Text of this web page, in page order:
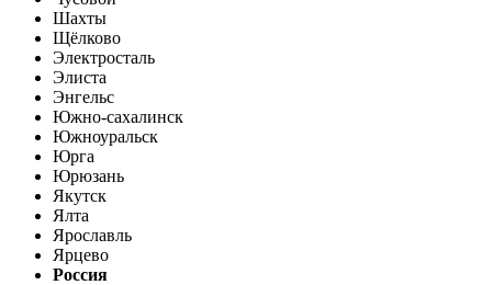
Шахты
Щёлково
Электросталь
Элиста
Энгельс
Южно-сахалинск
Южноуральск
Юрга
Юрюзань
Якутск
Ялта
Ярославль
Ярцево
Россия